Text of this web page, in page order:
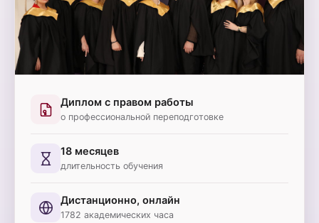
Диплом с правом работы
о профессиональной переподготовке
18 месяцев
длительность обучения
Дистанционно, онлайн
1782 академических часа